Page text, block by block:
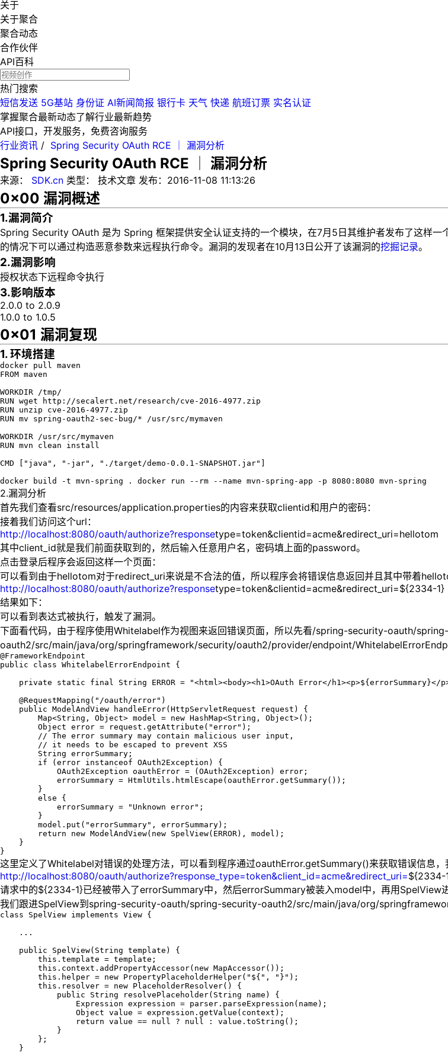
关于
关于聚合
聚合动态
合作伙伴
API百科
热门搜索
短信发送 5G基站 身份证 AI新闻简报 银行卡 天气 快递 航班订票 实名认证
掌握聚合最新动态了解行业最新趋势
API接口，开发服务，免费咨询服务
行业资讯 / Spring Security OAuth RCE │ 漏洞分析
Spring Security OAuth RCE │ 漏洞分析
来源： SDK.cn 类型： 技术文章 发布： 2016-11-08 11:13:26
0x00 漏洞概述
1.漏洞简介
Spring Security OAuth 是为 Spring 框架提供安全认证支持的一个模块，在7月5日其维护者发布了这样一
的情况下可以通过构造恶意参数来远程执行命令。漏洞的发现者在10月13日公开了该漏洞的挖掘记录。
2.漏洞影响
授权状态下远程命令执行
3.影响版本
2.0.0 to 2.0.9
1.0.0 to 1.0.5
0x01 漏洞复现
1. 环境搭建
docker pull maven
FROM maven
WORKDIR /tmp/
RUN wget http://secalert.net/research/cve-2016-4977.zip
RUN unzip cve-2016-4977.zip
RUN mv spring-oauth2-sec-bug/* /usr/src/mymaven
WORKDIR /usr/src/mymaven
RUN mvn clean install
CMD ["java", "-jar", "./target/demo-0.0.1-SNAPSHOT.jar"]
docker build -t mvn-spring . docker run --rm --name mvn-spring-app -p 8080:8080 mvn-spring
2.漏洞分析
首先我们查看src/resources/application.properties的内容来获取clientid和用户的密码：
接着我们访问这个url：
http://localhost:8080/oauth/authorize?responsetype=token&clientid=acme&redirect_uri=hellotom
其中client_id就是我们前面获取到的，然后输入任意用户名，密码填上面的password。
点击登录后程序会返回这样一个页面：
可以看到由于hellotom对于redirect_uri来说是不合法的值，所以程序会将错误信息返回并且其中带着
http://localhost:8080/oauth/authorize?responsetype=token&clientid=acme&redirect_uri=${2334-1}
结果如下：
可以看到表达式被执行，触发了漏洞。
下面看代码，由于程序使用Whitelabel作为视图来返回错误页面，所以先看/spring-security-oauth/
oauth2/src/main/java/org/springframework/security/oauth2/provider/endpoint/
@FrameworkEndpoint
public class WhitelabelErrorEndpoint {
private static final String ERROR = "<html><body><h1>OAuth Error</h1><p>${errorSummary}</
    @RequestMapping("/oauth/error")
    public ModelAndView handleError(HttpServletRequest request) {
        Map<String, Object> model = new HashMap<String, Object>();
        Object error = request.getAttribute("error");
        // The error summary may contain malicious user input,
        // it needs to be escaped to prevent XSS
        String errorSummary;
        if (error instanceof OAuth2Exception) {
            OAuth2Exception oauthError = (OAuth2Exception) error;
            errorSummary = HtmlUtils.htmlEscape(oauthError.getSummary());
        }
        else {
            errorSummary = "Unknown error";
        }
        model.put("errorSummary", errorSummary);
        return new ModelAndView(new SpelView(ERROR), model);
    }
}
这里定义了Whitelabel对错误的处理方法，可以看到程序通过oauthError.getSummary()来获取错误信息，
http://localhost:8080/oauth/authorize?response_type=token&client_id=acme&redirect_uri=${2334-
请求中的${2334-1}已经被带入了errorSummary中，然后errorSummary被装入model中，再用SpelView进
我们跟进SpelView到spring-security-oauth/spring-security-oauth2/src/main/java/org/
class SpelView implements View {
    ...
    public SpelView(String template) {
        this.template = template;
        this.context.addPropertyAccessor(new MapAccessor());
        this.helper = new PropertyPlaceholderHelper("${", "}");
        this.resolver = new PlaceholderResolver() {
            public String resolvePlaceholder(String name) {
                Expression expression = parser.parseExpression(name);
                Object value = expression.getValue(context);
                return value == null ? null : value.toString();
            }
        };
    }